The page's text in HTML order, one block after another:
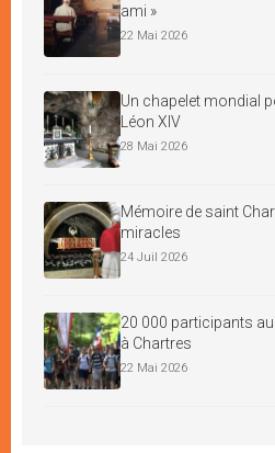
ami »
22 Mai 2026
Un chapelet mondial
Léon XIV
28 Mai 2026
Mémoire de saint
miracles
24 Juil 2026
20 000 participants
à Chartres
22 Mai 2026